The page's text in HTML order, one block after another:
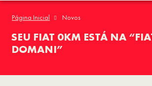
Página Inicial Novos
SEU FIAT 0KM ESTÁ NA
DOMANI”